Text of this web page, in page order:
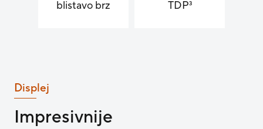
blistavo brz TDP3
Displej
Impresivnije